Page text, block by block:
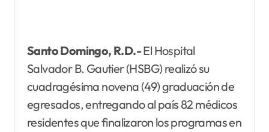
Santo Domingo, R.D.-El Hospital
Salvador B. Gautier (HSBG) realizó su
cuadragésima novena (49) graduación de
egresados, entregando al país 82 médicos
residentes que finalizaron los programas en